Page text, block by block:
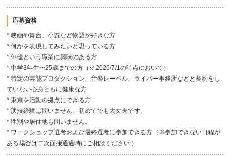
応募資格
* 映画や舞台、小説など物語が好きな方
* 何かを表現してみたいと思っている方
* 俳優という職業に興味のある方
* 中学3年生〜25歳までの方（※2026/7/1の時点において）
* 特定の芸能プロダクション、音楽レーベル、ライバー事務所などと契約をし
ていない心身ともに健康な方
* 東京を活動の拠点にできる方
* 演技経験は問いません。初めてでも大丈夫です。
* 性別や居住地も問いません。
* ワークショップ選考および最終選考に参加できる方（※参加できない日程が
ある場合は二次面接通過時にご相談ください ）